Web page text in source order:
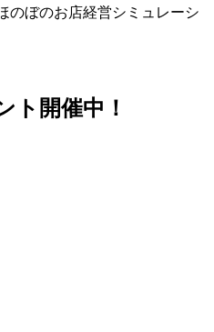
のぼのお店経営シミュレーシ
ト開催中！